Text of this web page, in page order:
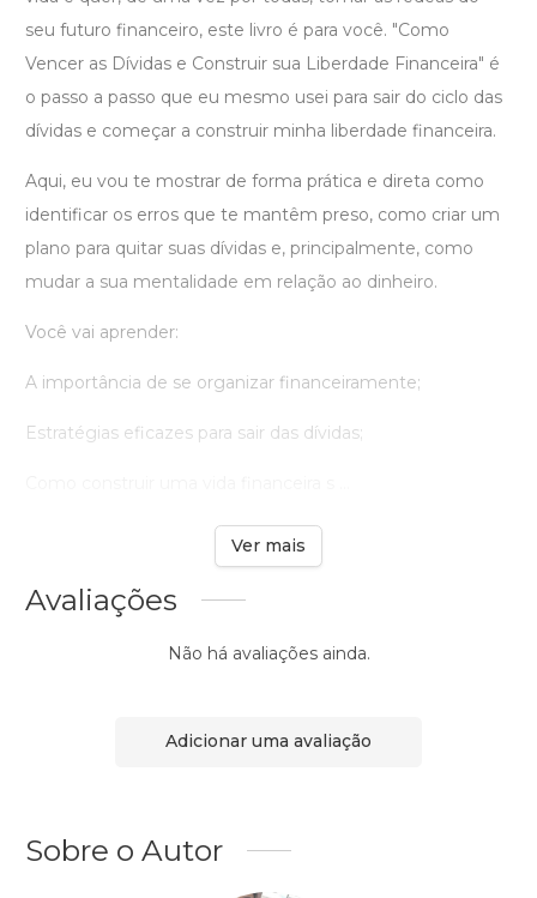
seu futuro financeiro, este livro é para você. "Como
Vencer as Dívidas e Construir sua Liberdade Financeira" é
o passo a passo que eu mesmo usei para sair do ciclo das
dívidas e começar a construir minha liberdade financeira.
Aqui, eu vou te mostrar de forma prática e direta como
identificar os erros que te mantêm preso, como criar um
plano para quitar suas dívidas e, principalmente, como
mudar a sua mentalidade em relação ao dinheiro.
Você vai aprender:
A importância de se organizar financeiramente;
Estratégias eficazes para sair das dívidas;
Ver mais
Avaliações
Não há avaliações ainda.
Adicionar uma avaliação
Sobre o Autor